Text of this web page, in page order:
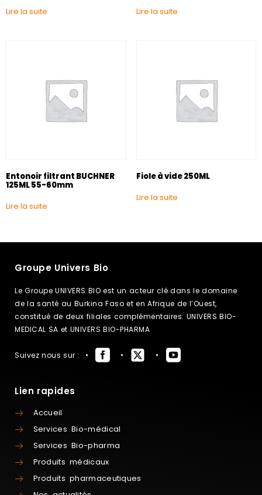
Lire la suite
Lire la suite
Entonoir filtrant BUCHNER
125ML 55-60mm
Lire la suite
Fiole à vide 250ML
Lire la suite
Groupe Univers Bio
Le Groupe UNIVERS BIO est un acteur clé dans le domaine
de la santé au Burkina Faso et en Afrique de l’Ouest,
constitué de deux filiales complémentaires: UNIVERS BIO-
MEDICAL SA et UNIVERS BIO-PHARMA
Suivez nous sur :
Lien rapides
Accueil
Services Bio-médical
Services Bio-pharma
Produits médicaux
Produits pharmaceutiques